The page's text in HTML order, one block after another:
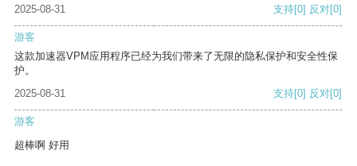
2025-08-31 支持[0] 反对[0]
游客
这款加速器VPM应用程序已经为我们带来了无限的隐私保护和安全性保
护。
2025-08-31
支持[0] 反对[0]
游客
超棒啊 好用